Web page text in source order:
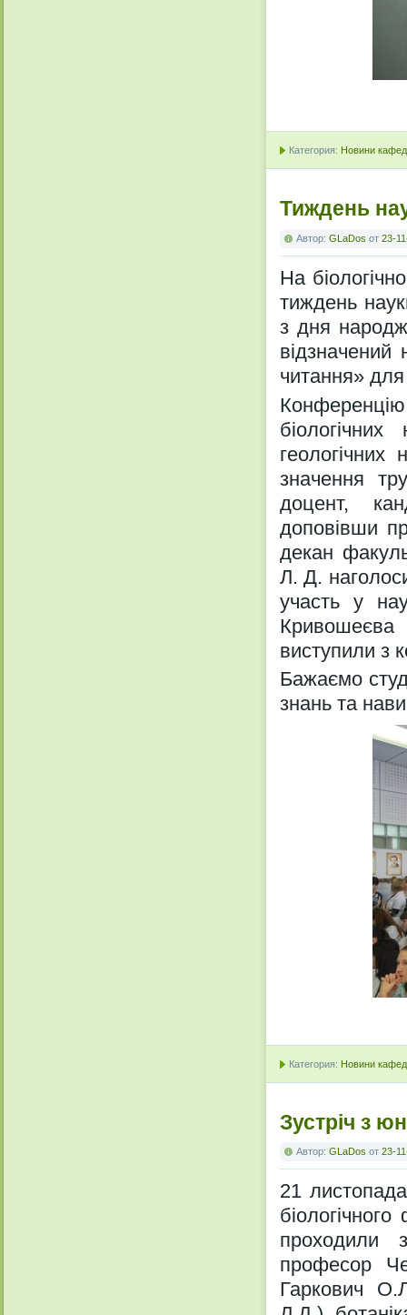
Категория: Новини
Тиждень
Автор: GLaDos от 23-
На
тиждень
з дня
відзначений
читання» для
значення
доцент,
доповівши
декан
Л. Д.
участь у
виступили з
Бажаємо
знань та
Категория: Новини
Зустріч з
Автор: GLaDos от 23-
21
проходили
професор
Гаркович